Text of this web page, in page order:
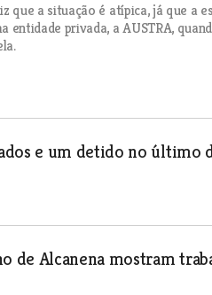
que a situação é atípica, já que
entidade privada, a AUSTRA,
e um detido no último
de Alcanena mostram